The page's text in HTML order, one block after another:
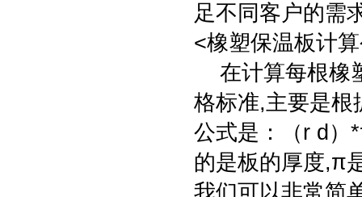
足不同客户的需
<橡塑保温板计
在计算每根橡
格标准,主要是根
公式是：（r d）
的是板的厚度,π
我们可以非常简